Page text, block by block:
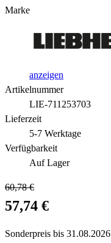
Marke
anzeigen
Artikelnummer
LIE-711253703
Lieferzeit
5-7 Werktage
Verfügbarkeit
Auf Lager
60,78 €
57,74 €
Sonderpreis bis 31.08.2026